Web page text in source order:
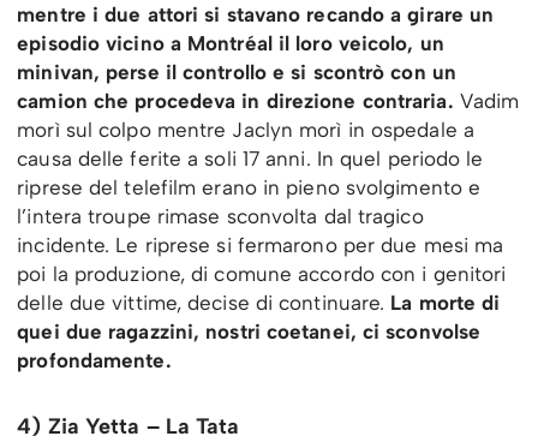
mentre i due attori si stavano recando a girare un
episodio vicino a Montréal il loro veicolo, un
minivan, perse il controllo e si scontrò con un
camion che procedeva in direzione contraria. Vadim
morì sul colpo mentre Jaclyn morì in ospedale a
causa delle ferite a soli 17 anni. In quel periodo le
riprese del telefilm erano in pieno svolgimento e
l’intera troupe rimase sconvolta dal tragico
incidente. Le riprese si fermarono per due mesi ma
poi la produzione, di comune accordo con i genitori
delle due vittime, decise di continuare. La morte di
quei due ragazzini, nostri coetanei, ci sconvolse
profondamente.
4) Zia Yetta – La Tata